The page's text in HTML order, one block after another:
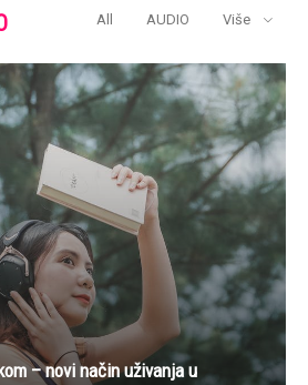
All AUDIO Više
– novi način uživanja u